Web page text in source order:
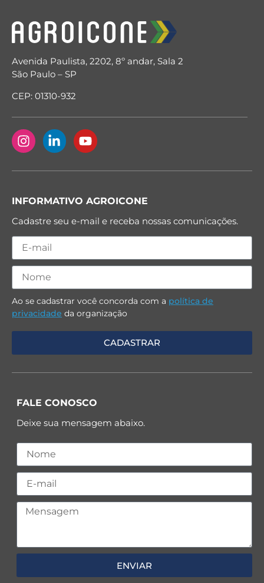
Avenida Paulista, 2202, 8º andar, Sala 2
São Paulo – SP
CEP: 01310-932
INFORMATIVO AGROICONE
Cadastre seu e-mail e receba nossas comunicações.
Ao se cadastrar você concorda com a política de
privacidade da organização
FALE CONOSCO
Deixe sua mensagem abaixo.
ENVIAR